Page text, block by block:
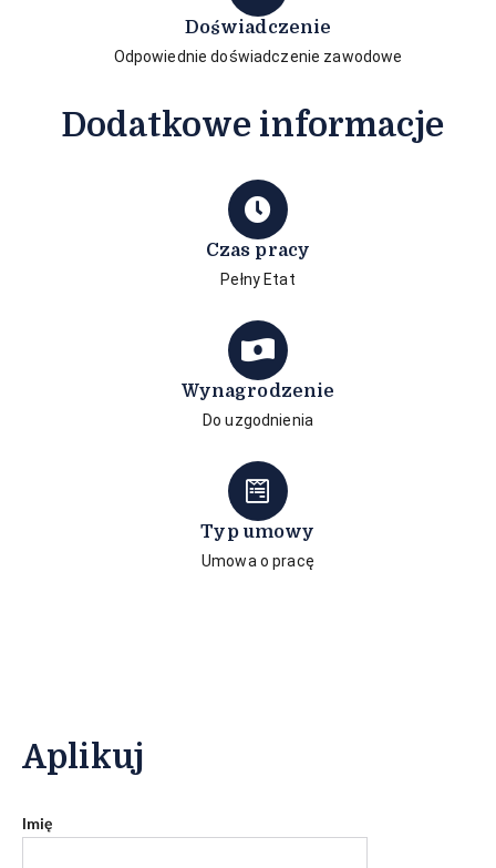
Doświadczenie
Odpowiednie doświadczenie zawodowe
Dodatkowe informacje
Czas pracy
Pełny Etat
Wynagrodzenie
Do uzgodnienia
Typ umowy
Umowa o pracę
Aplikuj
Imię